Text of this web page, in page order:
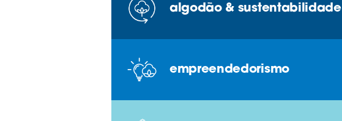
algodão & sustentabilidade
empreendedorismo